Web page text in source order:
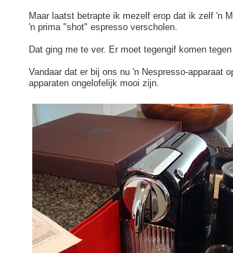
Maar laatst betrapte ik mezelf erop dat ik zelf 'n
'n prima "shot" espresso verscholen.
Dat ging me te ver. Er moet tegengif komen
Vandaar dat er bij ons nu 'n Nespresso-apparaat
apparaten ongelofelijk mooi zijn.